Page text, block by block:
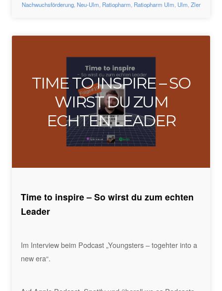
Nachwuchsförderung, Neu-Ulm, Ratiopharm, Ratiopharm Ulm, Ulm, Zler
TIME TO INSPIRE – SO
WIRST DU ZUM
ECHTEN LEADER
Time to inspire – So wirst du zum echten
Leader
Im Interview beim Podcast „Youngsters – togehter into a
new era“.